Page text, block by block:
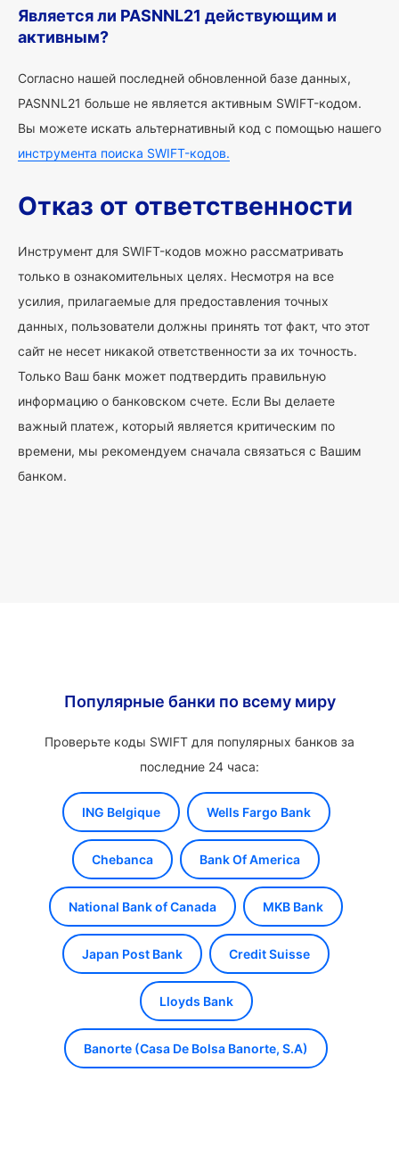
Является ли PASNNL21 действующим и
активным?
Согласно нашей последней обновленной базе данных,
PASNNL21 больше не является активным SWIFT-кодом.
Вы можете искать альтернативный код с помощью нашего
инструмента поиска SWIFT-кодов.
Отказ от ответственности
Инструмент для SWIFT-кодов можно рассматривать
только в ознакомительных целях. Несмотря на все
усилия, прилагаемые для предоставления точных
данных, пользователи должны принять тот факт, что этот
сайт не несет никакой ответственности за их точность.
Только Ваш банк может подтвердить правильную
информацию о банковском счете. Если Вы делаете
важный платеж, который является критическим по
времени, мы рекомендуем сначала связаться с Вашим
банком.
Популярные банки по всему миру
Проверьте коды SWIFT для популярных банков за
последние 24 часа:
ING Belgique Wells Fargo Bank
Chebanca Bank Of America
National Bank of Canada MKB Bank
Japan Post Bank Credit Suisse
Lloyds Bank
Banorte (Casa De Bolsa Banorte, S.A)